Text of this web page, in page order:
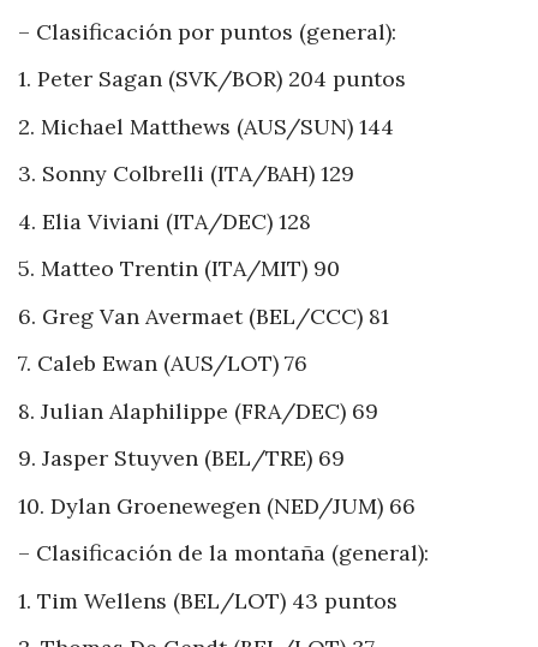
– Clasificación por puntos (general):
1. Peter Sagan (SVK/BOR) 204 puntos
2. Michael Matthews (AUS/SUN) 144
3. Sonny Colbrelli (ITA/BAH) 129
4. Elia Viviani (ITA/DEC) 128
5. Matteo Trentin (ITA/MIT) 90
6. Greg Van Avermaet (BEL/CCC) 81
7. Caleb Ewan (AUS/LOT) 76
8. Julian Alaphilippe (FRA/DEC) 69
9. Jasper Stuyven (BEL/TRE) 69
10. Dylan Groenewegen (NED/JUM) 66
– Clasificación de la montaña (general):
1. Tim Wellens (BEL/LOT) 43 puntos